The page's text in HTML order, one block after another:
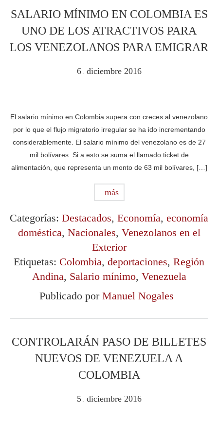
SALARIO MÍNIMO EN COLOMBIA ES
UNO DE LOS ATRACTIVOS PARA
LOS VENEZOLANOS PARA EMIGRAR
6 . diciembre 2016
El salario mínimo en Colombia supera con creces al venezolano
por lo que el flujo migratorio irregular se ha ido incrementando
considerablemente. El salario mínimo del venezolano es de 27
mil bolívares. Si a esto se suma el llamado ticket de
alimentación, que representa un monto de 63 mil bolívares, […]
más
Categorías: Destacados, Economía, economía
doméstica, Nacionales, Venezolanos en el
Exterior
Etiquetas: Colombia, deportaciones, Región
Andina, Salario mínimo, Venezuela
Publicado por Manuel Nogales
CONTROLARÁN PASO DE BILLETES
NUEVOS DE VENEZUELA A
COLOMBIA
5 . diciembre 2016